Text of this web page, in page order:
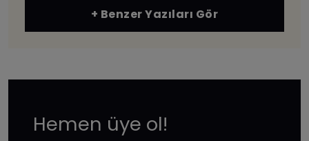
+ Benzer Yazıları Gör
Hemen üye ol!